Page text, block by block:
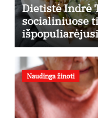
Dietistė Indrė
socialiniuose
receptu
Naudinga žinoti